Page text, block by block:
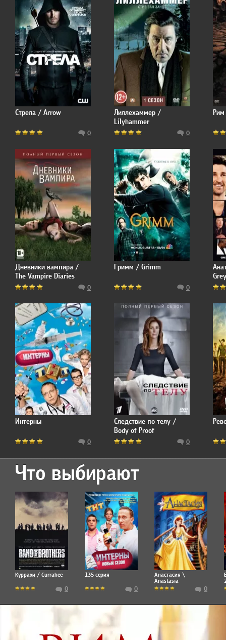
Стрела / Arrow
0
Лиллехаммер /
Lilyhammer
0
Рим
Дневники вампира /
The Vampire Diaries
0
Гримм / Grimm
0
Интерны
0
Следствие по телу /
Body of Proof
0
Что выбирают
Куррахи / Currahee
0
135 серия
0
Анастасия \
Anastasia
0